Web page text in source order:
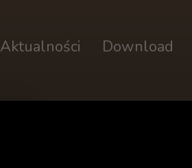
Aktualności Download